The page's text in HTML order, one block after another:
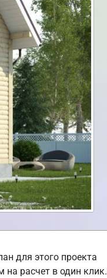
для этого проекта
на расчет в один клик.